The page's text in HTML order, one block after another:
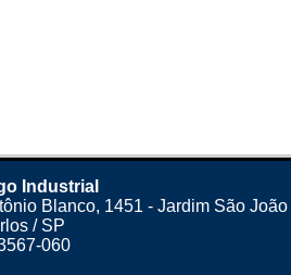
Industrial
Blanco, 1451 - Jardim São
/ SP
060